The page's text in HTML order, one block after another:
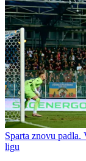
Sparta znovu
ligu